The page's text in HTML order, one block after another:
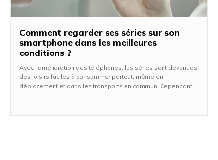
Comment regarder ses séries sur son
smartphone dans les meilleures
conditions ?
Avec l’amélioration des téléphones, les séries sont devenues
des loisirs faciles à consommer partout, même en
déplacement et dans les transports en commun. Cependant,...